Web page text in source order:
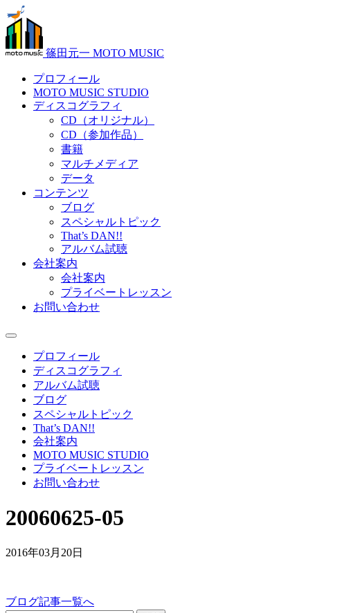
篠田元一 MOTO MUSIC
プロフィール
MOTO MUSIC STUDIO
ディスコグラフィ
CD（オリジナル）
CD（参加作品）
書籍
マルチメディア
データ
コンテンツ
ブログ
スペシャルトピック
That’s DAN!!
アルバム試聴
会社案内
会社案内
プライベートレッスン
お問い合わせ
プロフィール
ディスコグラフィ
アルバム試聴
ブログ
スペシャルトピック
That’s DAN!!
会社案内
MOTO MUSIC STUDIO
プライベートレッスン
お問い合わせ
20060625-05
2016年03月20日
ブログ記事一覧へ